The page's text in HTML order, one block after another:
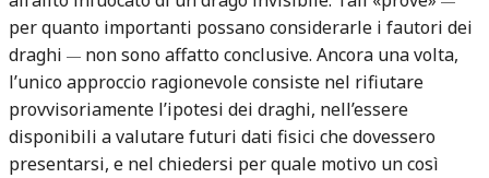
per quanto importanti possano considerarle i fautori dei
draghi — non sono affatto conclusive. Ancora una volta,
l’unico approccio ragionevole consiste nel rifiutare
provvisoriamente l’ipotesi dei draghi, nell’essere
disponibili a valutare futuri dati fisici che dovessero
presentarsi, e nel chiedersi per quale motivo un così